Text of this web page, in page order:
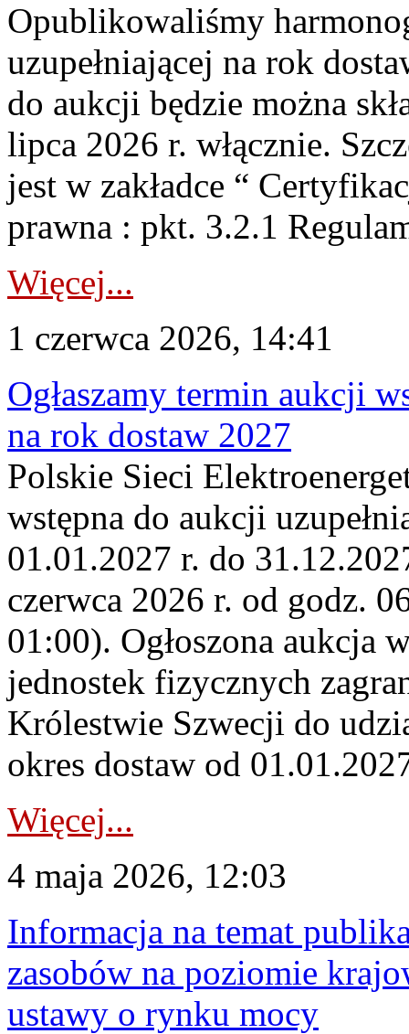
Opublikowaliśmy
uzupełniającej na rok
do aukcji będzie można
lipca 2026 r. włącznie.
jest w zakładce “
prawna : pkt. 3.2.1
Więcej...
1 czerwca 2026, 14:41
Ogłaszamy termin aukcji
na rok dostaw 2027
Polskie Sieci
wstępna do aukcji
01.01.2027 r. do
czerwca 2026 r. od godz.
01:00). Ogłoszona aukcja
jednostek fizycznych
Królestwie Szwecji do
okres dostaw od
Więcej...
4 maja 2026, 12:03
Informacja na temat
zasobów na poziomie
ustawy o rynku mocy